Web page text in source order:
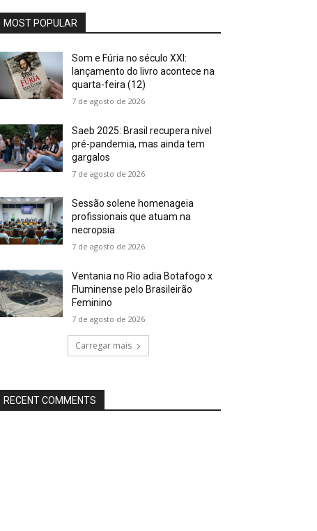
MOST POPULAR
Som e Fúria no século XXI:
lançamento do livro acontece na
quarta-feira (12)
7 de agosto de 2026
Saeb 2025: Brasil recupera nível
pré-pandemia, mas ainda tem
gargalos
7 de agosto de 2026
Sessão solene homenageia
profissionais que atuam na
necropsia
7 de agosto de 2026
Ventania no Rio adia Botafogo x
Fluminense pelo Brasileirão
Feminino
7 de agosto de 2026
Carregar mais
RECENT COMMENTS